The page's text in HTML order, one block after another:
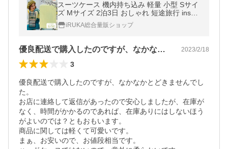
スーツケース 機内持ち込み 軽量 小型 Sサイ
ズ Mサイズ 2泊3日 おしゃれ 短途旅行 ins人
気 かわいい キャリーケース キャリーバッグ
旅行 8色 1年保証 KDD992
iRUKA総合量販ショップ
優良配送で購入したのですが、なかなかと… 2023/2/18
3
優良配送で購入したのですが、なかなかとどきませんでし
た。
お店に連絡して返信があったので安心しましたが、在庫が
なく、時間がかかるのであれば、在庫ありにはしないほう
がよいのでは？ともおもいます。
商品に関しては軽くて可愛いです。
まぁ、お安いので、お値段相当です。